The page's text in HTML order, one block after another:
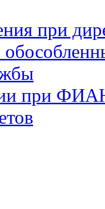
при
при